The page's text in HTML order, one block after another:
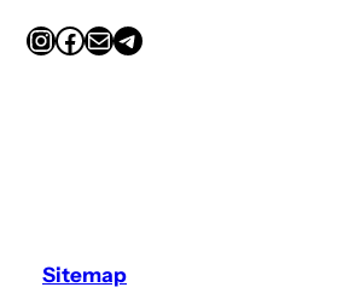
InstagramFacebook Email Telegram
Sitemap